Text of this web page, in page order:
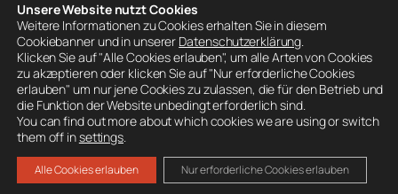
BESUCHE AUCH
Ausrüstung
Mitglied werden
Spenden
Unsere Website nutzt Cookies
Weitere Informationen zu Cookies erhalten Sie in diesem
Cookiebanner und in unserer Datenschutzerklärung.
Klicken Sie auf "Alle Cookies erlauben", um alle Arten von Cookies
zu akzeptieren oder klicken Sie auf "Nur erforderliche Cookies
erlauben" um nur jene Cookies zu zulassen, die für den Betrieb und
die Funktion der Website unbedingt erforderlich sind.
You can find out more about which cookies we are using or switch
them off insettings.
Alle Cookies erlauben Nur erforderliche Cookies erlauben